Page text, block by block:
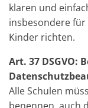
klaren und
insbesondere
Kinder richten.
Art. 37 DSGVO:
Alle Schulen
benennen, auch